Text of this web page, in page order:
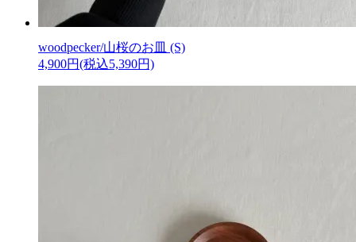
woodpecker/山桜のお皿 (S)
4,900円(税込5,390円)